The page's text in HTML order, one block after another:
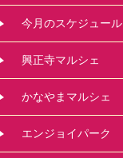
今月のスケジュール
興正寺マルシェ
かなやまマルシェ
エンジョイパーク